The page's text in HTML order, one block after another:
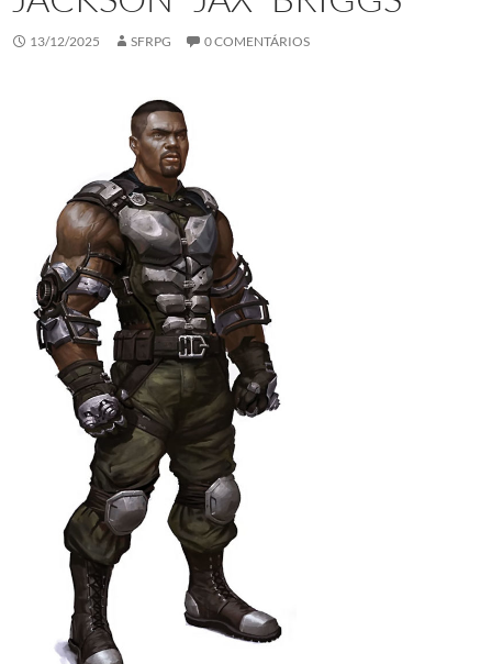
13/12/2025 SFRPG 0 COMENTÁRIOS